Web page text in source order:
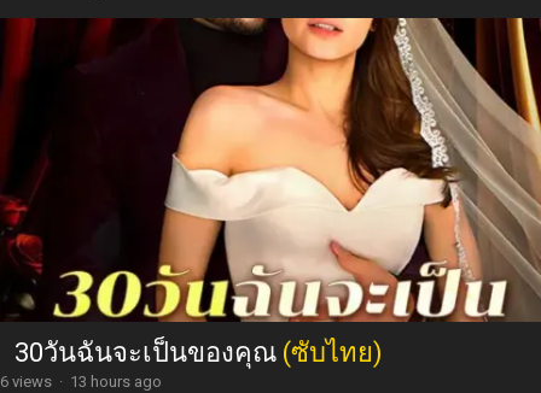
30วันฉันจะเป็นของคุณ (ซับไทย)
6 views · 13 hours ago